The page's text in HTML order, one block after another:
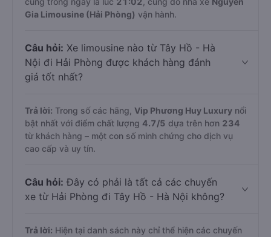
Gia Limousine (Hải Phòng) vận hành.
Câu hỏi: Xe limousine nào từ Tây Hồ - Hà
Nội đi Hải Phòng được khách hàng đánh
giá tốt nhất?
Trả lời: Trong số các hãng, Vip Phương Huy Luxury nổi
bật nhất với điểm chất lượng 4.7/5 dựa trên hơn 234
từ khách hàng – một con số minh chứng cho dịch vụ
cao cấp và uy tín.
Câu hỏi: Đây có phải là tất cả các chuyến
xe từ Hải Phòng đi Tây Hồ - Hà Nội không?
Trả lời: Hiện tại danh sách này chỉ thể hiện các chuyến